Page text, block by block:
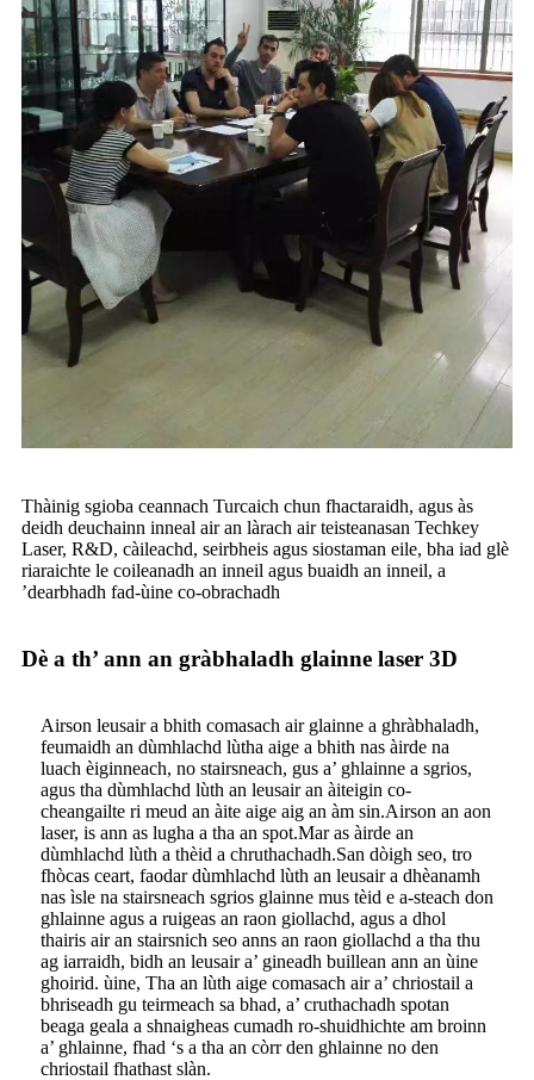
Thàinig sgioba ceannach Turcaich chun fhactaraidh, agus às
deidh deuchainn inneal air an làrach air teisteanasan Techkey
Laser, R&D, càileachd, seirbheis agus siostaman eile, bha iad glè
riaraichte le coileanadh an inneil agus buaidh an inneil, a
’dearbhadh fad-ùine co-obrachadh
Dè a th’ ann an gràbhaladh glainne laser 3D
Airson leusair a bhith comasach air glainne a ghràbhaladh,
feumaidh an dùmhlachd lùtha aige a bhith nas àirde na
luach èiginneach, no stairsneach, gus a’ ghlainne a sgrios,
agus tha dùmhlachd lùth an leusair an àiteigin co-
cheangailte ri meud an àite aige aig an àm sin.Airson an aon
laser, is ann as lugha a tha an spot.Mar as àirde an
dùmhlachd lùth a thèid a chruthachadh.San dòigh seo, tro
fhòcas ceart, faodar dùmhlachd lùth an leusair a dhèanamh
nas ìsle na stairsneach sgrios glainne mus tèid e a-steach don
ghlainne agus a ruigeas an raon giollachd, agus a dhol
thairis air an stairsnich seo anns an raon giollachd a tha thu
ag iarraidh, bidh an leusair a’ gineadh buillean ann an ùine
ghoirid. ùine, Tha an lùth aige comasach air a’ chriostail a
bhriseadh gu teirmeach sa bhad, a’ cruthachadh spotan
beaga geala a shnaigheas cumadh ro-shuidhichte am broinn
a’ ghlainne, fhad ‘s a tha an còrr den ghlainne no den
chriostail fhathast slàn.